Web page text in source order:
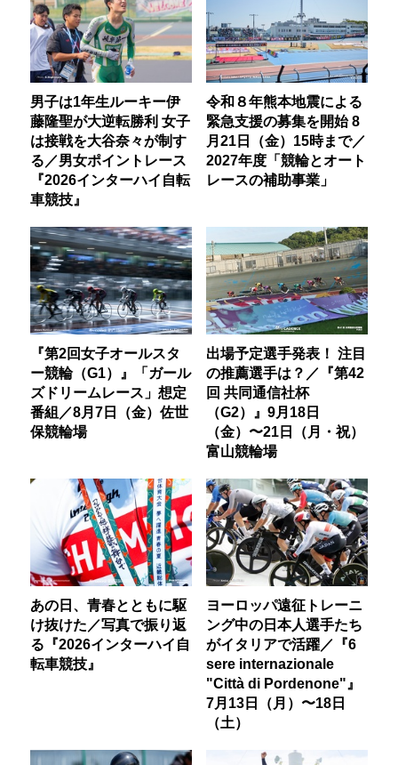
男子は1年生ルーキー伊
藤隆聖が大逆転勝利 女子
は接戦を大谷奈々が制す
る／男女ポイントレース
『2026インターハイ自転
車競技』
令和８年熊本地震による
緊急支援の募集を開始 8
月21日（金）15時まで／
2027年度「競輪とオート
レースの補助事業」
『第2回女子オールスタ
ー競輪（G1）』「ガール
ズドリームレース」想定
番組／8月7日（金）佐世
保競輪場
出場予定選手発表！ 注目
の推薦選手は？／『第42
回 共同通信社杯
（G2）』9月18日
（金）〜21日（月・祝）
富山競輪場
あの日、青春とともに駆
け抜けた／写真で振り返
る『2026インターハイ自
転車競技』
ヨーロッパ遠征トレーニ
ング中の日本人選手たち
がイタリアで活躍／『6
sere internazionale
"Città di Pordenone"』
7月13日（月）〜18日
（土）